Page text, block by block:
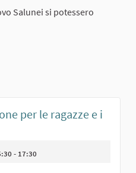
Salunei si potessero
balli
per le ragazze e i
- 17:30